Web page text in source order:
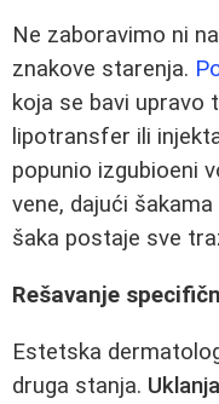
Ne zaboravimo ni
znakove starenja.
koja se bavi upravo
lipotransfer ili
popunio izgubioeni
vene, dajući
šaka postaje sve
Rešavanje
Estetska
druga stanja.